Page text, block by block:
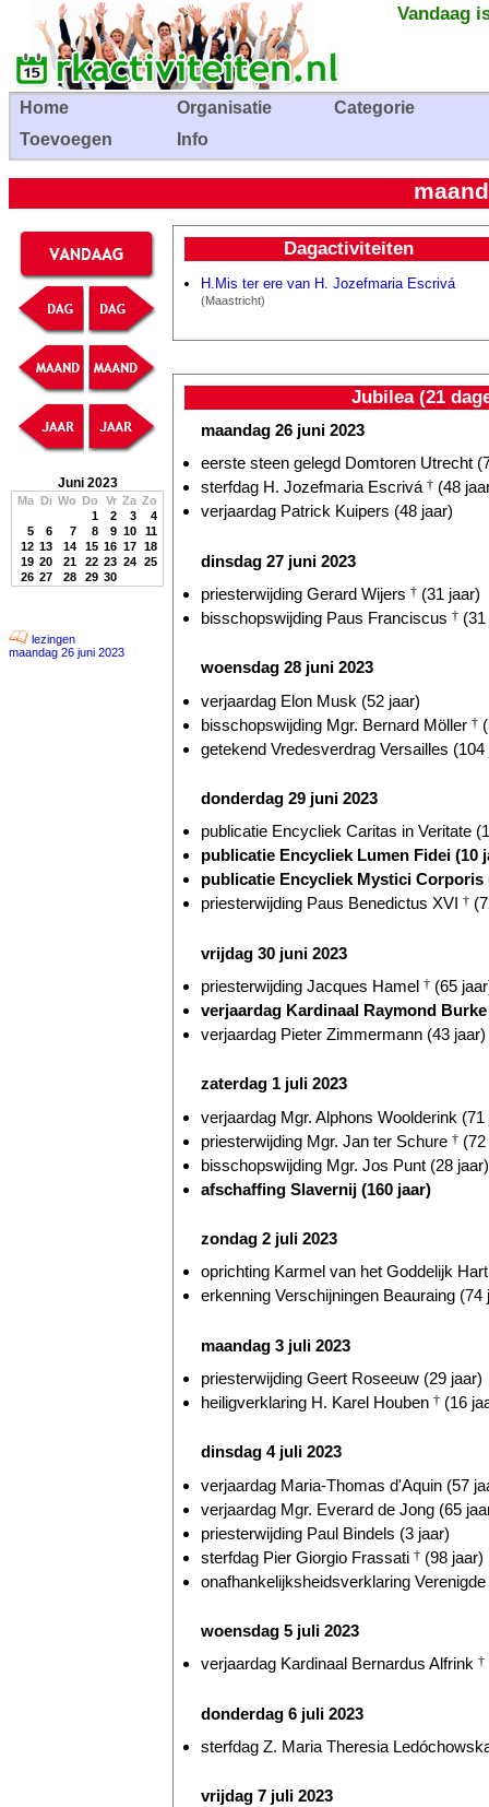
Vandaag
Home Organisatie
Categorie
Toevoegen
Info
Juni 2023
Ma Di Wo Do Vr Za Zo
1
2 3
4
5
6 7 8 9 10
11
12 13 14 15 16 17 18
19 20 21 22 23 24 25
26 27 28 29 30
lezingen
maandag 26 juni 2023
Dagactiviteiten
H.Mis ter ere van H. Jozefmaria Escrivá
(Maastricht)
Jubilea (21
maandag 26 juni 2023
eerste steen gelegd Domtoren Utrecht
sterfdag H. Jozefmaria Escrivá † (48
verjaardag Patrick Kuipers (48 jaar)
dinsdag 27 juni 2023
priesterwijding Gerard Wijers † (31 jaar)
bisschopswijding Paus Franciscus †
woensdag 28 juni 2023
verjaardag Elon Musk (52 jaar)
bisschopswijding Mgr. Bernard Möller †
getekend Vredesverdrag Versailles (104
donderdag 29 juni 2023
publicatie Encycliek Caritas in Veritate
publicatie Encycliek Lumen Fidei (10
publicatie Encycliek Mystici Corporis
priesterwijding Paus Benedictus XVI †
vrijdag 30 juni 2023
priesterwijding Jacques Hamel † (65
verjaardag Kardinaal Raymond Burke
verjaardag Pieter Zimmermann (43 jaar)
zaterdag 1 juli 2023
verjaardag Mgr. Alphons Woolderink (71
priesterwijding Mgr. Jan ter Schure †
bisschopswijding Mgr. Jos Punt (28 jaar)
afschaffing Slavernij (160 jaar)
zondag 2 juli 2023
oprichting Karmel van het Goddelijk
erkenning Verschijningen Beauraing (74
maandag 3 juli 2023
priesterwijding Geert Roseeuw (29 jaar)
heiligverklaring H. Karel Houben † (16
dinsdag 4 juli 2023
verjaardag Maria-Thomas d'Aquin (57
verjaardag Mgr. Everard de Jong (65
priesterwijding Paul Bindels (3 jaar)
sterfdag Pier Giorgio Frassati † (98 jaar)
onafhankelijksheidsverklaring
woensdag 5 juli 2023
verjaardag Kardinaal Bernardus Alfrink †
donderdag 6 juli 2023
sterfdag Z. Maria Theresia
vrijdag 7 juli 2023